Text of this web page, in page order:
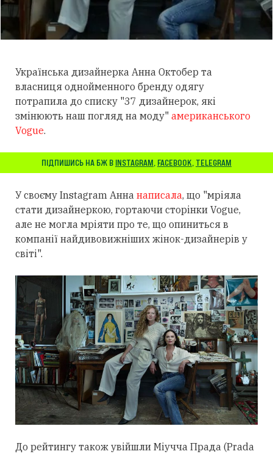
Українська дизайнерка Анна Октобер та
власниця однойменного бренду одягу
потрапила до списку "37 дизайнерок, які
змінюють наш погляд на моду" американського
Vogue.
ПІДПИШИСЬ НА БЖ В INSTAGRAM, FACEBOOK, TELEGRAM
У своєму Instagram Анна написала, що "мріяла
стати дизайнеркою, гортаючи сторінки Vogue,
але не могла мріяти про те, що опиниться в
компанії найдивовижніших жінок-дизайнерів у
світі".
До рейтингу також увійшли Міучча Прада (Prada